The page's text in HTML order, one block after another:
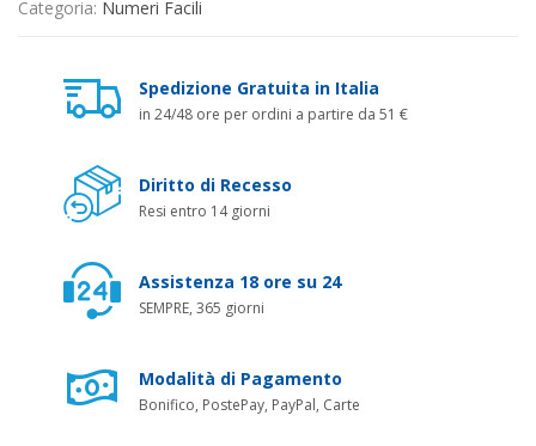
Categoria: Numeri Facili
Spedizione Gratuita in Italia
in 24/48 ore per ordini a partire da 51 €
Diritto di Recesso
Resi entro 14 giorni
Assistenza 18 ore su 24
SEMPRE, 365 giorni
Modalità di Pagamento
Bonifico, PostePay, PayPal, Carte